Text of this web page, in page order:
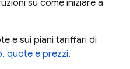
su come iniziare a
e sui piani tariffari di
quote e prezzi.